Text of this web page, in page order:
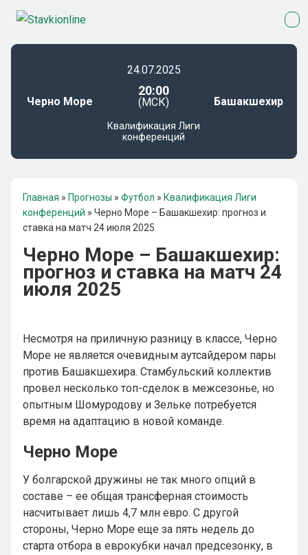
Черно Море
24.07.2025
20:00
(МСК)
Квалификация Лиги
конференций
Башакшехир
Главная » Прогнозы » Футбол » Квалификация Лиги
конференций » Черно Море – Башакшехир: прогноз и
ставка на матч 24 июля 2025
Черно Море – Башакшехир:
прогноз и ставка на матч 24
июля 2025
Несмотря на приличную разницу в классе, Черно
Море не является очевидным аутсайдером пары
против Башакшехира. Стамбульский коллектив
провел несколько топ-сделок в межсезонье, но
опытным Шомуродову и Зельке потребуется
время на адаптацию в новой команде.
Черно Море
У болгарской дружины не так много опций в
составе – ее общая трансферная стоимость
насчитывает лишь 4,7 млн евро. С другой
стороны, Черно Море еще за пять недель до
старта отбора в еврокубки начал предсезонку, в